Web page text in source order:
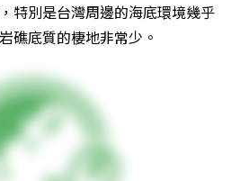
特別是台灣周邊的海底環境幾乎
礁底質的棲地非常少。